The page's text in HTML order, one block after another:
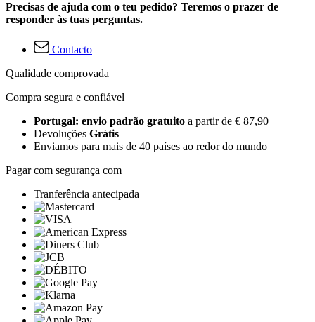
Precisas de ajuda com o teu pedido? Teremos o prazer de
responder às tuas perguntas.
Contacto
Qualidade comprovada
Compra segura e confiável
Portugal: envio padrão gratuito a partir de € 87,90
Devoluções Grátis
Enviamos para mais de 40 países ao redor do mundo
Pagar com segurança com
Tranferência antecipada